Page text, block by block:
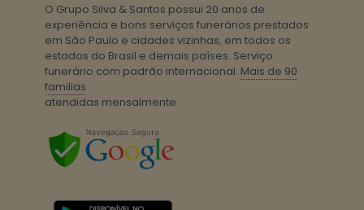
O Grupo Silva & Santos possui 20 anos de
experiência e bons serviços funerários prestados
em São Paulo e cidades vizinhas, em todos os
estados do Brasil e demais países. Serviço
funerário com padrão internacional. Mais de 90
familias
atendidas mensalmente.